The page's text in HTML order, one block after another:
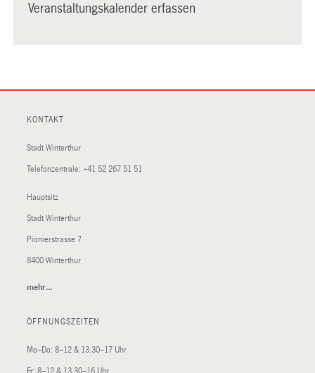
Veranstaltungskalender erfassen
KONTAKT
Stadt Winterthur
Telefonzentrale: +41 52 267 51 51
Hauptsitz
Stadt Winterthur
Pionierstrasse 7
8400 Winterthur
mehr…
ÖFFNUNGSZEITEN
Mo–Do: 8–12 & 13.30–17 Uhr